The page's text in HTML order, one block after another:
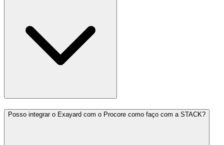
Posso integrar o Exayard com o Procore como faço com a STACK?